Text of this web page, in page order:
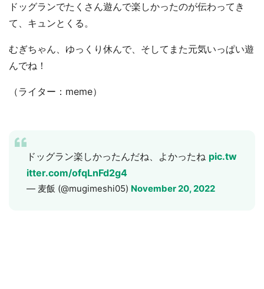
ドッグランでたくさん遊んで楽しかったのが伝わってき
て、キュンとくる。
むぎちゃん、ゆっくり休んで、そしてまた元気いっぱい遊
んでね！
（ライター：meme）
ドッグラン楽しかったんだね、よかったね pic.tw
itter.com/ofqLnFd2g4
— 麦飯 (@mugimeshi05) November 20, 2022